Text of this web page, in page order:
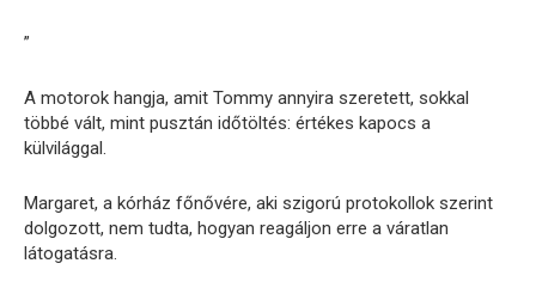
”
A motorok hangja, amit Tommy annyira szeretett, sokkal
többé vált, mint pusztán időtöltés: értékes kapocs a
külvilággal.
Margaret, a kórház főnővére, aki szigorú protokollok szerint
dolgozott, nem tudta, hogyan reagáljon erre a váratlan
látogatásra.